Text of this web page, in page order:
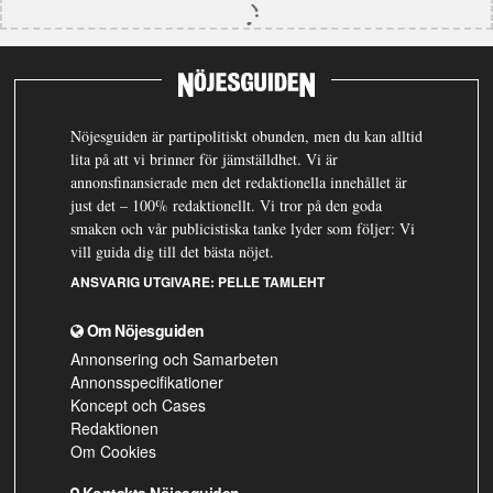
Nöjesguiden är partipolitiskt obunden, men du kan alltid
lita på att vi brinner för jämställdhet. Vi är
annonsfinansierade men det redaktionella innehållet är
just det – 100% redaktionellt. Vi tror på den goda
smaken och vår publicistiska tanke lyder som följer: Vi
vill guida dig till det bästa nöjet.
ANSVARIG UTGIVARE: PELLE TAMLEHT
Om Nöjesguiden
Annonsering och Samarbeten
Annonsspecifikationer
Koncept och Cases
Redaktionen
Om Cookies